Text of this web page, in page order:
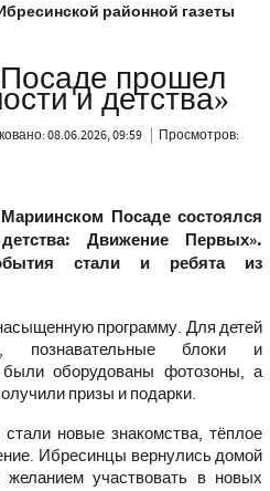
районной газеты
прошел
и детства»
08.06.2026, 09:59
Просмотров:
Посаде состоялся
Движение Первых».
стали и ребята из
программу. Для детей
познавательные блоки и
оборудованы фотозоны, а
призы и подарки.
новые знакомства, тёплое
Ибресинцы вернулись домой
участвовать в новых